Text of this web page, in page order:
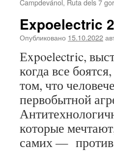
Campdevánol, Ruta dels 7
Expoelectric
Опубликовано 15.10.2022
Еxpoelectric,
когда все
том, что
первобытной
которые
самих — против